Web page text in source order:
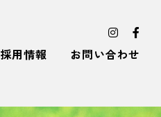
採用情報 お問い合わせ